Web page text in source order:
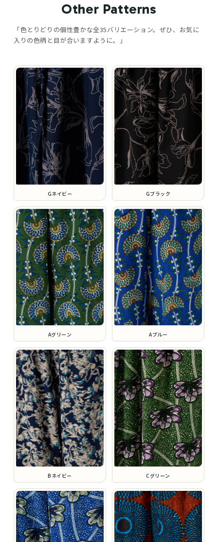
Other Patterns
「色とりどりの個性豊かな全35バリエーション。 ぜひ、お気に
入りの色柄と目が合いますように。」
Gネイビー Gブラック
Aグリーン Aブルー
Bネイビー Cグリーン